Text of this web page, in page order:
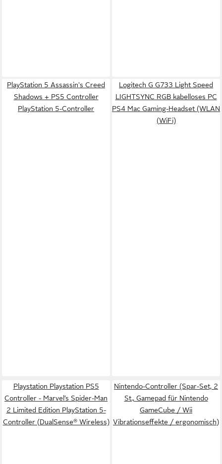
PlayStation 5 Assassin's Creed
Shadows + PS5 Controller
PlayStation 5-Controller
Logitech G G733 Light Speed
LIGHTSYNC RGB kabelloses PC
PS4 Mac Gaming-Headset (WLAN
(WiFi)
Playstation Playstation PS5
Controller - Marvel’s Spider-Man
2 Limited Edition PlayStation 5-
Controller (DualSense® Wireless)
Nintendo-Controller (Spar-Set, 2
St., Gamepad für Nintendo
GameCube / Wii
Vibrationseffekte / ergonomisch)